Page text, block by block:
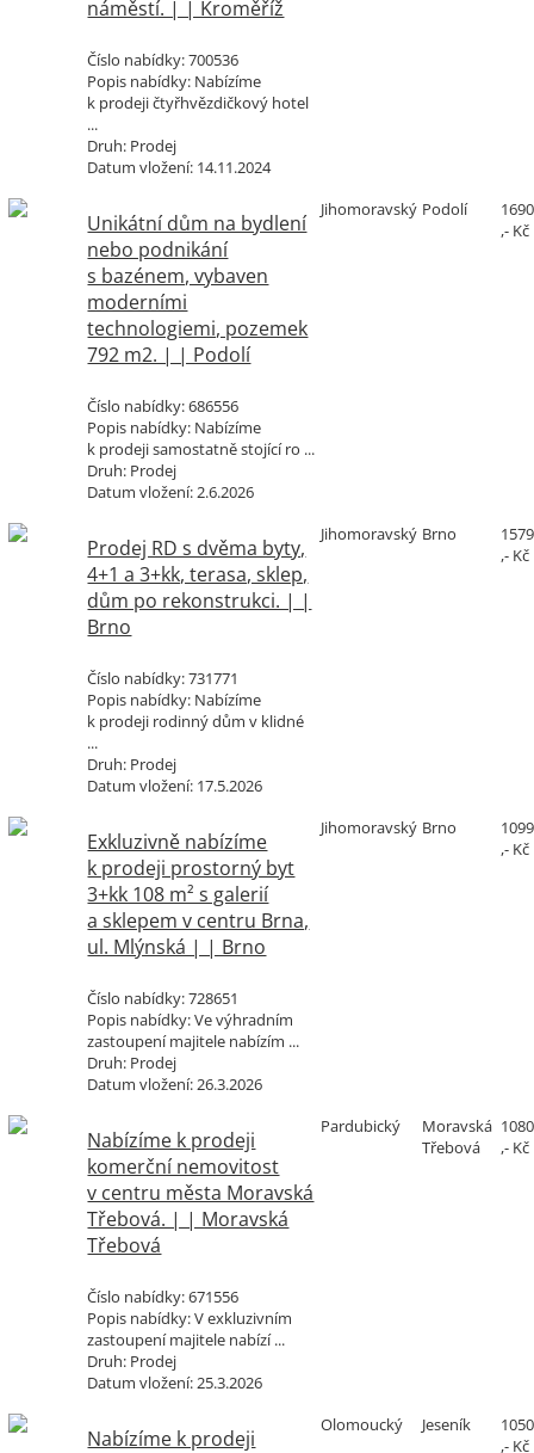
náměstí. | | Kroměříž
Číslo nabídky:700536
Popis nabídky: Nabízíme
k prodeji čtyřhvězdičkový hotel
...
Druh: Prodej
Datum vložení: 14.11.2024
Unikátní dům na bydlení
nebo podnikání
s bazénem, vybaven
moderními
technologiemi, pozemek
792 m2. | | Podolí
Číslo nabídky:686556
Popis nabídky: Nabízíme
k prodeji samostatně stojící ro ...
Druh: Prodej
Datum vložení:2.6.2026
Jihomoravský Podolí
,- Kč
Prodej RD s dvěma byty,
4+1 a 3+kk, terasa, sklep,
dům po rekonstrukci. | |
Brno
Číslo nabídky:731771
Popis nabídky: Nabízíme
k prodeji rodinný dům v klidné
...
Druh: Prodej
Datum vložení: 17.5.2026
Jihomoravský Brno
,- Kč
Exkluzivně nabízíme
k prodeji prostorný byt
3+kk 108 m² s galerií
a sklepem v centru Brna,
ul. Mlýnská | | Brno
Číslo nabídky:728651
Popis nabídky:Ve výhradním
zastoupení majitele nabízím ...
Druh: Prodej
Datum vložení:26.3.2026
Jihomoravský Brno
,- Kč
Nabízíme k prodeji
komerční nemovitost
v centru města Moravská
Třebová. | | Moravská
Třebová
Číslo nabídky:671556
Popis nabídky:V exkluzivním
zastoupení majitele nabízí ...
Druh: Prodej
Datum vložení:25.3.2026
Pardubický
Moravská
Třebová
,- Kč
Nabízíme k prodeji
Olomoucký Jeseník
,- Kč